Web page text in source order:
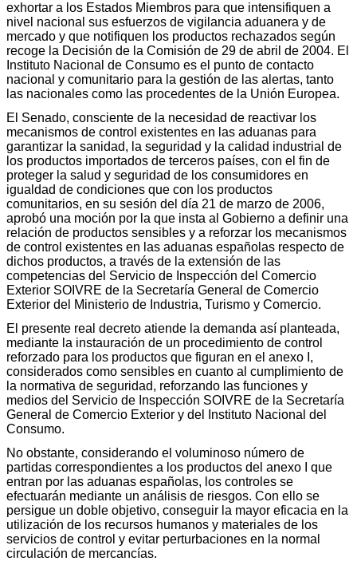
exhortar a los Estados Miembros para que intensifiquen a
nivel nacional sus esfuerzos de vigilancia aduanera y de
mercado y que notifiquen los productos rechazados según
recoge la Decisión de la Comisión de 29 de abril de 2004. El
Instituto Nacional de Consumo es el punto de contacto
nacional y comunitario para la gestión de las alertas, tanto
las nacionales como las procedentes de la Unión Europea.
El Senado, consciente de la necesidad de reactivar los
mecanismos de control existentes en las aduanas para
garantizar la sanidad, la seguridad y la calidad industrial de
los productos importados de terceros países, con el fin de
proteger la salud y seguridad de los consumidores en
igualdad de condiciones que con los productos
comunitarios, en su sesión del día 21 de marzo de 2006,
aprobó una moción por la que insta al Gobierno a definir una
relación de productos sensibles y a reforzar los mecanismos
de control existentes en las aduanas españolas respecto de
dichos productos, a través de la extensión de las
competencias del Servicio de Inspección del Comercio
Exterior SOIVRE de la Secretaría General de Comercio
Exterior del Ministerio de Industria, Turismo y Comercio.
El presente real decreto atiende la demanda así planteada,
mediante la instauración de un procedimiento de control
reforzado para los productos que figuran en el anexo I,
considerados como sensibles en cuanto al cumplimiento de
la normativa de seguridad, reforzando las funciones y
medios del Servicio de Inspección SOIVRE de la Secretaría
General de Comercio Exterior y del Instituto Nacional del
Consumo.
No obstante, considerando el voluminoso número de
partidas correspondientes a los productos del anexo I que
entran por las aduanas españolas, los controles se
efectuarán mediante un análisis de riesgos. Con ello se
persigue un doble objetivo, conseguir la mayor eficacia en la
utilización de los recursos humanos y materiales de los
servicios de control y evitar perturbaciones en la normal
circulación de mercancías.